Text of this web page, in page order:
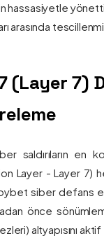
arasında
(Layer 7)
saldırıların en
Layer - Layer 7)
siber
önce
altyapısını